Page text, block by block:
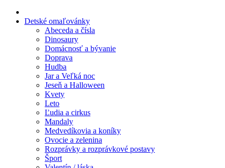
Detské omaľovánky
Abeceda a čísla
Dinosaury
Domácnosť a bývanie
Doprava
Hudba
Jar a Veľká noc
Jeseň a Halloween
Kvety
Leto
Ľudia a cirkus
Mandaly
Medvedíkovia a koníky
Ovocie a zelenina
Rozprávky a rozprávkové postavy
Šport